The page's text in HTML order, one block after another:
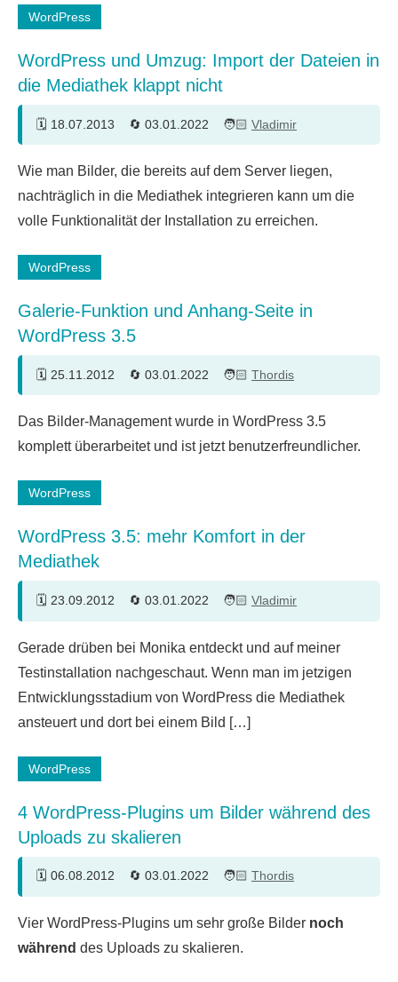
WordPress
WordPress und Umzug: Import der Dateien in
die Mediathek klappt nicht
18.07.2013 03.01.2022 Vladimir
Kommentare
Wie man Bilder, die bereits auf dem Server liegen,
nachträglich in die Mediathek integrieren kann um die
volle Funktionalität der Installation zu erreichen.
WordPress
Galerie-Funktion und Anhang-Seite in
WordPress 3.5
25.11.2012 03.01.2022 Thordis
Kommentare
Das Bilder-Management wurde in WordPress 3.5
komplett überarbeitet und ist jetzt benutzerfreundlicher.
WordPress
WordPress 3.5: mehr Komfort in der
Mediathek
23.09.2012 03.01.2022 Vladimir
Kommentare
Gerade drüben bei Monika entdeckt und auf meiner
Testinstallation nachgeschaut. Wenn man im jetzigen
Entwicklungsstadium von WordPress die Mediathek
ansteuert und dort bei einem Bild […]
WordPress
4 WordPress-Plugins um Bilder während des
Uploads zu skalieren
06.08.2012 03.01.2022 Thordis
Kommentare
Vier WordPress-Plugins um sehr große Bilder noch
während des Uploads zu skalieren.